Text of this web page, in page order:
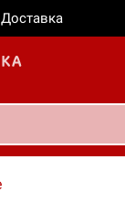
Доставка